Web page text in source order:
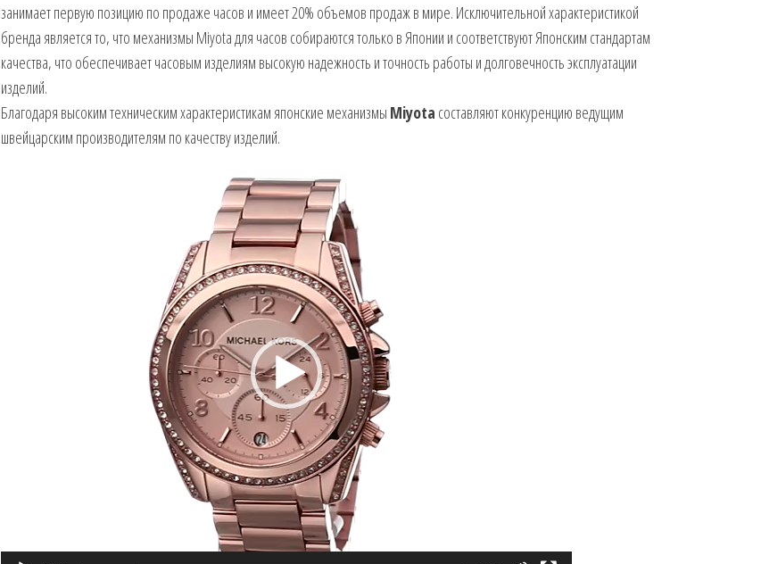
занимает первую позицию по продаже часов и имеет 20% объемов продаж в мире. Исключительной характеристикой
бренда является то, что механизмы Miyota для часов собираются только в Японии и соответствуют Японским стандартам
качества, что обеспечивает часовым изделиям высокую надежность и точность работы и долговечность эксплуатации
изделий.
Благодаря высоким техническим характеристикам японские механизмы Miyota составляют конкуренцию ведущим
швейцарским производителям по качеству изделий.